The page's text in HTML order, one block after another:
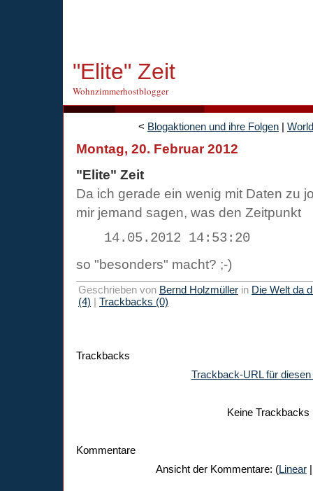
"Elite" Zeit
Wohnzimmerhostblogger
< Blogaktionen und ihre Folgen |
Montag, 20. Februar 2012
"Elite" Zeit
Da ich gerade ein wenig mit Daten zu
mir jemand sagen, was den Zeitpunkt
14.05.2012 14:53:20
so "besonders" macht? ;-)
Geschrieben von Bernd Holzmüller in Die Welt da
(4) | Trackbacks (0)
Trackbacks
Trackback-URL für diesen
Keine Trackbacks
Kommentare
Ansicht der Kommentare: (Linear